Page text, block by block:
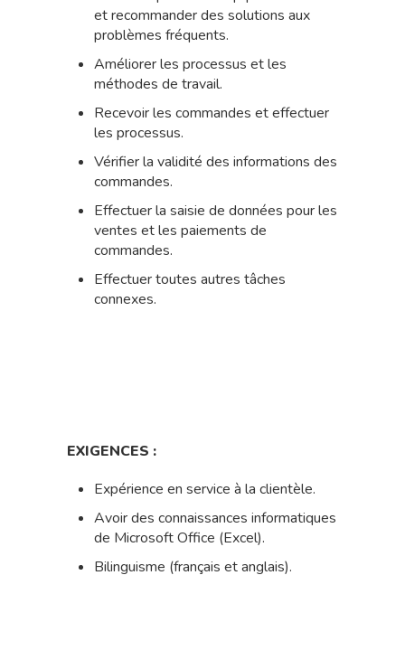
et recommander des solutions aux
problèmes fréquents.
Améliorer les processus et les
méthodes de travail.
Recevoir les commandes et effectuer
les processus.
Vérifier la validité des informations des
commandes.
Effectuer la saisie de données pour les
ventes et les paiements de
commandes.
Effectuer toutes autres tâches
connexes.
EXIGENCES :
Expérience en service à la clientèle.
Avoir des connaissances informatiques
de Microsoft Office (Excel).
Bilinguisme (français et anglais).